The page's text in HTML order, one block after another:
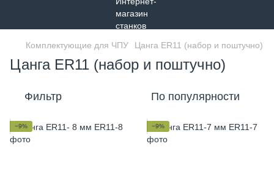
Комплектующие для ЧПУ Цанга ER11 (набор и поштучно)
Цанга ER11 (набор и поштучно)
Фильтр По популярности
−9% −9%